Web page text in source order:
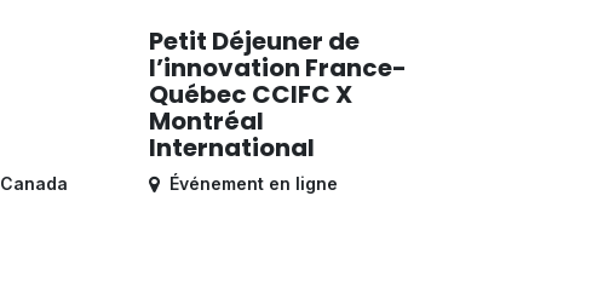
Canada
Petit Déjeuner de
l’innovation France-
Québec CCIFC X
Montréal
International
Événement en ligne